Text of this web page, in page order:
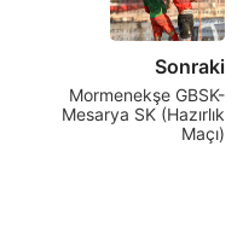
Sonraki
Mormenekşe GBSK-
Mesarya SK (Hazırlık
Maçı)